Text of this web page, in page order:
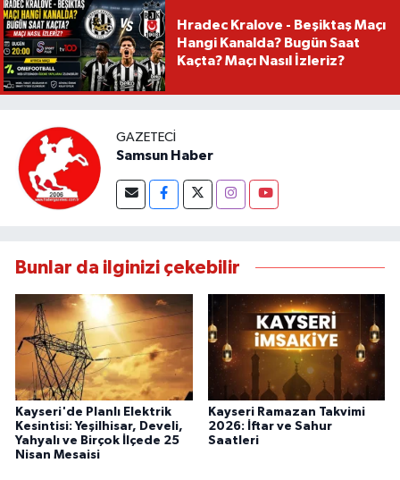
Hradec Kralove - Beşiktaş Maçı
Hangi Kanalda? Bugün Saat
Kaçta? Maçı Nasıl İzleriz?
GAZETECI
Samsun Haber
Bunlar da ilginizi çekebilir
Kayseri'de Planlı Elektrik
Kesintisi: Yeşilhisar, Develi,
Yahyalı ve Birçok İlçede 25
Nisan Mesaisi
Kayseri Ramazan Takvimi
2026: İftar ve Sahur
Saatleri